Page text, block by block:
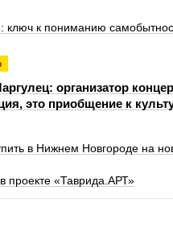
ключ к пониманию
организатор
это приобщение к
в Нижнем Новгороде на
проекте «Таврида.АРТ»